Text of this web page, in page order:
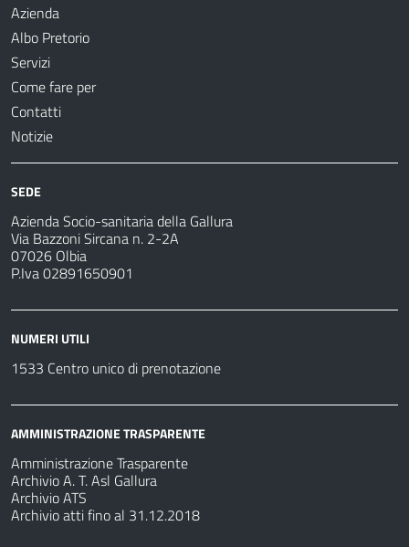
Azienda
Albo Pretorio
Servizi
Come fare per
Contatti
Notizie
SEDE
Azienda Socio-sanitaria della Gallura
Via Bazzoni Sircana n. 2-2A
07026 Olbia
P.Iva 02891650901
NUMERI UTILI
1533 Centro unico di prenotazione
AMMINISTRAZIONE TRASPARENTE
Amministrazione Trasparente
Archivio A. T. Asl Gallura
Archivio ATS
Archivio atti fino al 31.12.2018